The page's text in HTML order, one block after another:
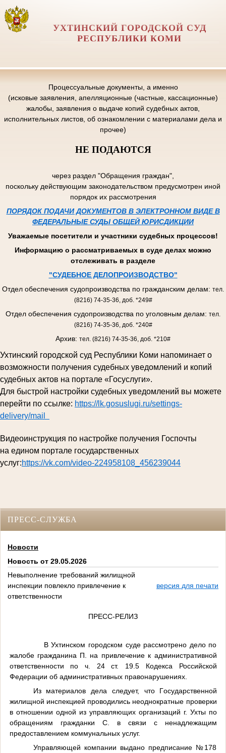
УХТИНСКИЙ ГОРОДСКОЙ СУД
РЕСПУБЛИКИ КОМИ
Процессуальные документы, а именно
(исковые заявления, апелляционные (частные, кассационные)
жалобы, заявления о выдаче копий судебных актов,
исполнительных листов, об ознакомлении с материалами дела и
прочее)
НЕ ПОДАЮТСЯ
через раздел "Обращения граждан",
поскольку действующим законодательством предусмотрен иной
порядок их рассмотрения
ПОРЯДОК ПОДАЧИ ДОКУМЕНТОВ В ЭЛЕКТРОННОМ ВИДЕ В
ФЕДЕРАЛЬНЫЕ СУДЫ ОБЩЕЙ ЮРИСДИКЦИИ
Уважаемые посетители и участники судебных процессов!
Информацию о рассматриваемых в суде делах можно
отслеживать в разделе
"СУДЕБНОЕ ДЕЛОПРОИЗВОДСТВО"
Отдел обеспечения судопроизводства по гражданским делам: тел.
(8216) 74-35-36, доб. *249#
Отдел обеспечения судопроизводства по уголовным делам: тел.
(8216) 74-35-36, доб. *240#
Архив: тел. (8216) 74-35-36, доб. *210#
Ухтинский городской суд Республики Коми напоминает о
возможности получения судебных уведомлений и копий
судебных актов на портале «Госуслуги».
Для быстрой настройки судебных уведомлений вы можете
перейти по ссылке: https://lk.gosuslugi.ru/settings-
delivery/mail
Видеоинструкция по настройке получения Госпочты
на едином портале государственных
услуг:https://vk.com/video-224958108_456239044
ПРЕСС-СЛУЖБА
Новости
Новость от 29.05.2026
Невыполнение требований жилищной
инспекции повлекло привлечение к
ответственности
версия для печати
ПРЕСС-РЕЛИЗ
В Ухтинском городском суде рассмотрено дело по
жалобе гражданина П. на привлечение к административной
ответственности по ч. 24 ст. 19.5 Кодекса Российской
Федерации об административных правонарушениях.
Из материалов дела следует, что Государственной
жилищной инспекцией проводились неоднократные проверки
в отношении одной из управляющих организаций г. Ухты по
обращениям гражданки С. в связи с ненадлежащим
предоставлением коммунальных услуг.
Управляющей компании выдано предписание №178